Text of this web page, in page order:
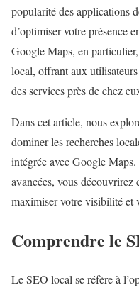
popularité des applications
d’optimiser votre présence
Google Maps, en
local, offrant aux
des services près de chez
Dans cet article, nous
dominer les recherches
intégrée avec Google
avancées, vous
maximiser votre visibilité et
Comprendre le
Le SEO local se réfère à